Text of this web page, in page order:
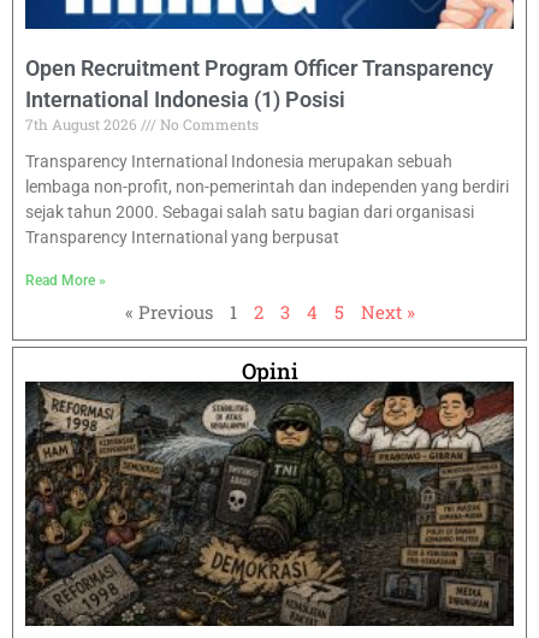
Open Recruitment Program Officer Transparency
International Indonesia (1) Posisi
7th August 2026
No Comments
Transparency International Indonesia merupakan sebuah
lembaga non-profit, non-pemerintah dan independen yang berdiri
sejak tahun 2000. Sebagai salah satu bagian dari organisasi
Transparency International yang berpusat
Read More »
« Previous 1 2 3 4 5 Next »
Opini